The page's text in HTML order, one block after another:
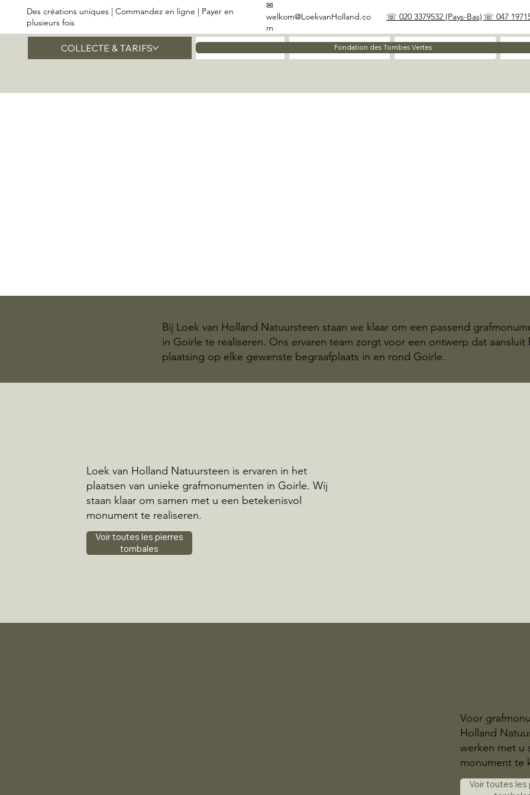
Des créations uniques | Commandez en ligne | Payer en
plusieurs fois
☏ 020 3379532 (Pays-Bas) ☏ 047
✉
welkom@LoekvanHolland.co
m
COLLECTE & TARIFS À propos Matériaux
Fondation des Tombes Vertes
Bij Loek van Holland Natuursteen staan we klaar om een passend
in Goirle te realiseren. Ons ervaren team zorgt voor een ontwerp dat aansluit
plaatsing op elke gewenste begraafplaats in en rond Goirle.
Loek van Holland Natuursteen is ervaren in het
plaatsen van unieke grafmonumenten in Goirle. Wij
staan klaar om samen met u een betekenisvol
monument te realiseren.
Voir toutes les pierres
tombales
Voor
Holland
werken met u
monument te
Voir toutes les